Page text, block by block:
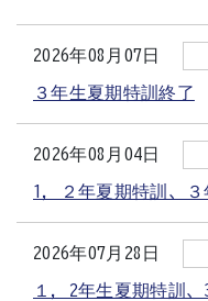
2026年08月07日
３年生夏期特訓終了
2026年08月04日
1，２年夏期特訓、
2026年07月28日
１，2年生夏期特訓